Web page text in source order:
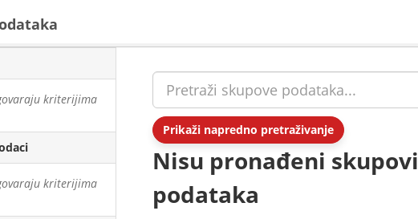
kriterijima
kriterijima
Prikaži napredno pretraživanje
Nisu pronađeni skupovi
podataka